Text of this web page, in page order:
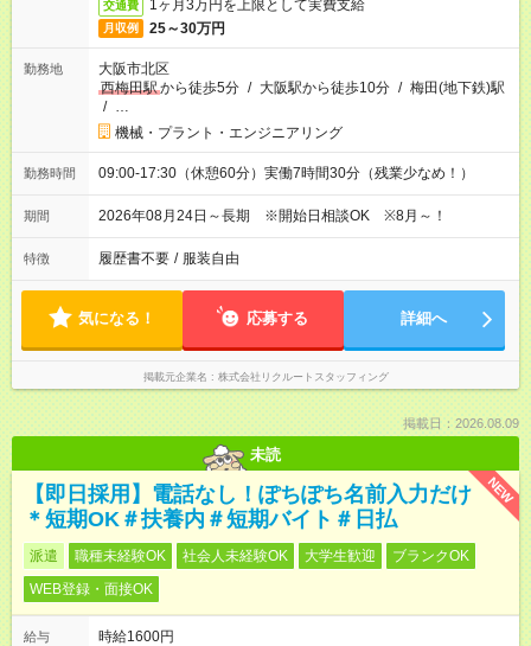
交通費 1ヶ月3万円を上限として実費支給
月収例 25～30万円
勤務地
大阪市北区
西梅田駅から徒歩5分 / 大阪駅から徒歩10分 / 梅田(地下鉄)駅
/ …
機械・プラント・エンジニアリング
勤務時間 09:00-17:30（休憩60分）実働7時間30分（残業少なめ！）
期間 2026年08月24日～長期 ※開始日相談OK ※8月～！
特徴 履歴書不要 / 服装自由
気になる！ 応募する 詳細へ
掲載元企業名 株式会社リクルートスタッフィング
掲載日：2026.08.09
未読
NEW
【即日採用】電話なし！ぽちぽち名前入力だけ
＊短期OK＃扶養内＃短期バイト＃日払
派遣 職種未経験OK 社会人未経験OK 大学生歓迎
ブランクOK
WEB登録・面接OK
給与 時給1600円